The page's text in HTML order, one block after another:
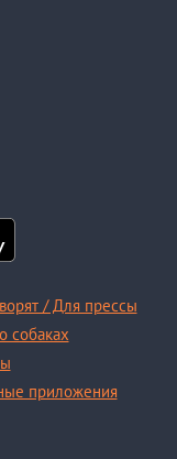
/ Для прессы
собаках
приложения